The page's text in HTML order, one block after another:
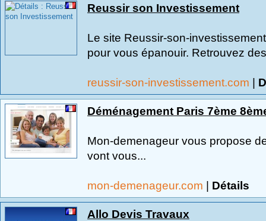
Reussir son Investissement
Le site Reussir-son-
pour vous épanouir. Retrouvez
reussir-son-investissement.com |
Déménagement Paris 7ème
Mon-demenageur vous propose
vont vous...
mon-demenageur.com | Détails
Allo Devis Travaux